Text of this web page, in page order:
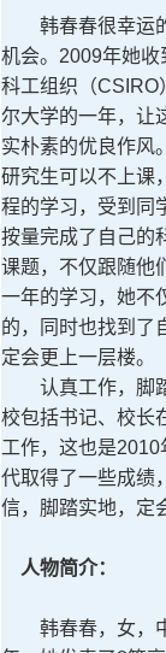
韩春春很幸运的
机会。2009年她
科工组织（CSIRO
尔大学的一年，让
实朴素的优良作风
研究生可以不上课
程的学习，受到同
按量完成了自己的
课题，不仅跟随他
一年的学习，她不
的，同时也找到了
定会更上一层楼。
认真工作，脚踏
校包括书记、校长
工作，这也是
代取得了一些成绩
信，脚踏实地，定
人物简介：
韩春春，女，中